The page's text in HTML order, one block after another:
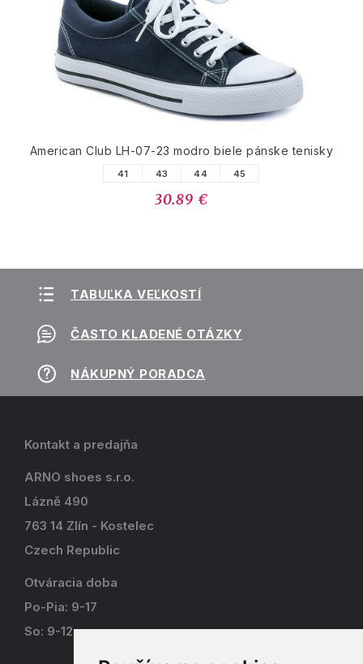
American Club LH-07-23 modro biele pánske tenisky
41 43 44 45
30.89 €
TABUĽKA VEĽKOSTÍ
ČASTO KLADENÉ OTÁZKY
NÁKUPNÝ PORADCA
Kontakt a predajňa
ARNO shoes s.r.o.
Lázně 490
763 14 Zlín - Kostelec
Czech Republic
Otváracia doba
Po-Pia: 9-17
So: 9-12